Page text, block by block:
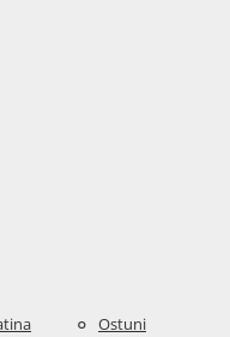
Ostuni